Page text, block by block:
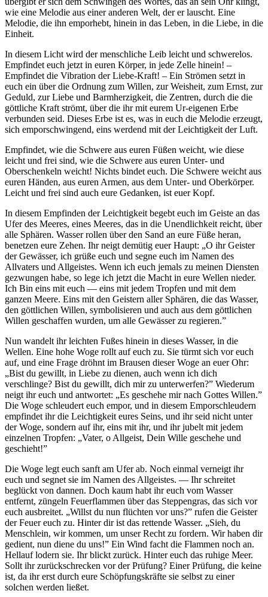
wie eine Melodie aus einer anderen Welt, der er lauscht. Eine
Melodie, die ihn emporhebt, hinein in das Leben, in die Liebe, in die
Einheit.
In diesem Licht wird der menschliche Leib leicht und schwerelos.
Empfindet euch jetzt in euren Körper, in jede Zelle hinein! –
Empfindet die Vibration der Liebe-Kraft! – Ein Strömen setzt in
euch ein über die Ordnung zum Willen, zur Weisheit, zum Ernst, zur
Geduld, zur Liebe und Barmherzigkeit, die Zentren, durch die die
göttliche Kraft strömt, über die ihr mit eurem Ur-eigenen Erbe
verbunden seid. Dieses Erbe ist es, was in euch die Melodie erzeugt,
sich emporschwingend, eins werdend mit der Leichtigkeit der Luft.
Empfindet, wie die Schwere aus euren Füßen weicht, wie diese
leicht und frei sind, wie die Schwere aus euren Unter- und
Oberschenkeln weicht! Nichts bindet euch. Die Schwere weicht aus
euren Händen, aus euren Armen, aus dem Unter- und Oberkörper.
Leicht und frei sind auch eure Gedanken, ist euer Kopf.
In diesem Empfinden der Leichtigkeit begebt euch im Geiste an das
Ufer des Meeres, eines Meeres, das in die Unendlichkeit reicht, über
alle Sphären. Wasser rollen über den Sand an eure Füße heran,
benetzen eure Zehen. Ihr neigt demütig euer Haupt: „O ihr Geister
der Gewässer, ich grüße euch und segne euch im Namen des
Allvaters und Allgeistes. Wenn ich euch jemals zu meinen Diensten
gezwungen habe, so lege ich jetzt die Macht in eure Wellen nieder.
Ich Bin eins mit euch — eins mit jedem Tropfen und mit dem
ganzen Meere. Eins mit den Geistern aller Sphären, die das Wasser,
den göttlichen Willen, symbolisieren und auch aus dem göttlichen
Willen geschaffen wurden, um alle Gewässer zu regieren.”
Nun wandelt ihr leichten Fußes hinein in dieses Wasser, in die
Wellen. Eine hohe Woge rollt auf euch zu. Sie türmt sich vor euch
auf, und eine Frage dröhnt im Brausen dieser Woge an euer Ohr:
„Bist du gewillt, in Liebe zu dienen, auch wenn ich dich
verschlinge? Bist du gewillt, dich mir zu unterwerfen?” Wiederum
neigt ihr euch und antwortet: „Es geschehe mir nach Gottes Willen.”
Die Woge schleudert euch empor, und in diesem Emporschleudern
empfindet ihr die Leichtigkeit eures Seins, und ihr seid nicht unter
der Woge, sondern auf ihr, eins mit ihr, und ihr jubelt mit jedem
einzelnen Tropfen: „Vater, o Allgeist, Dein Wille geschehe und
geschieht!”
Die Woge legt euch sanft am Ufer ab. Noch einmal verneigt ihr
euch und segnet sie im Namen des Allgeistes. — Ihr schreitet
beglückt von dannen. Doch kaum habt ihr euch vom Wasser
entfernt, züngeln Feuerflammen über das Steppengras, das sich vor
euch ausbreitet. „Willst du nun flüchten vor uns?” rufen die Geister
der Feuer euch zu. Hinter dir ist das rettende Wasser. „Sieh, du
Menschlein, wir kommen, um unser Recht zu fordern. Wir haben dir
gedient, nun diene du uns!” Ein Wind facht die Flammen noch an.
Hellauf lodern sie. Ihr blickt zurück. Hinter euch das ruhige Meer.
Sollt ihr zurückschrecken vor der Prüfung? Einer Prüfung, die keine
ist, da ihr erst durch eure Schöpfungskräfte sie selbst zu einer
solchen werden ließet.